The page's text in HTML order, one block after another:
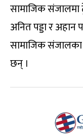
सामाजिक संजालमा
अनित पड्डा र अहान
सामाजिक संजालका
छन् ।